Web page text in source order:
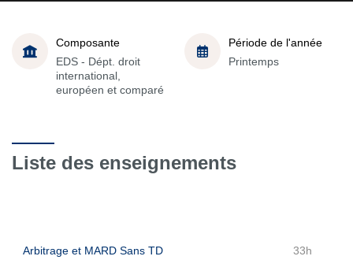
Composante
EDS - Dépt. droit
international,
européen et comparé
Période de l'année
Printemps
Liste des enseignements
Arbitrage et MARD Sans TD 33h